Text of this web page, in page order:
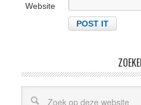
Website